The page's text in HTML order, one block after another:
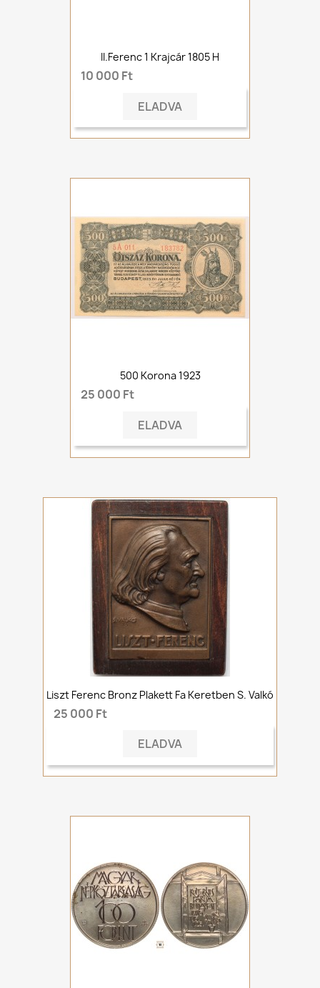
II.Ferenc 1 Krajcár 1805 H
10 000 Ft
ELADVA
500 Korona 1923
25 000 Ft
ELADVA
Liszt Ferenc Bronz Plakett Fa Keretben S. Valkó
25 000 Ft
ELADVA